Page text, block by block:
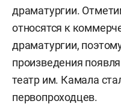
драматургии.
относятся к
драматургии,
произведения
театр им. Камала
первопроходцев.